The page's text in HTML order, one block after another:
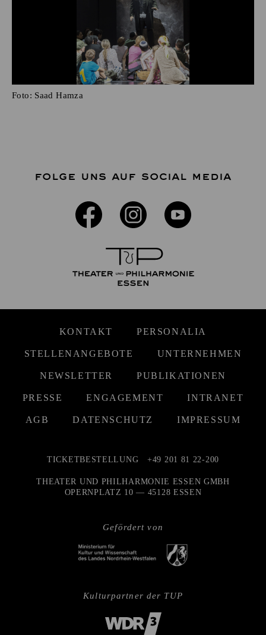
Foto: Saad Hamza
FOLGE UNS AUF SOCIAL MEDIA
KONTAKT PERSONALIA
STELLENANGEBOTE UNTERNEHMEN
NEWSLETTER PUBLIKATIONEN
PRESSE ENGAGEMENT INTRANET
AGB DATENSCHUTZ IMPRESSUM
Gefördert von
TICKETBESTELLUNG +49 201 81 22-200
THEATER UND PHILHARMONIE ESSEN GMBH
OPERNPLATZ 10 — 45128 ESSEN
Kulturpartner der TUP